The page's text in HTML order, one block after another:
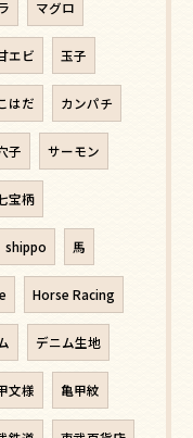
マグロ
エビ 玉子
はだ カンパチ
子 サーモン
宝柄
shippo 馬
Horse Racing
デニム生地
文様 亀甲紋